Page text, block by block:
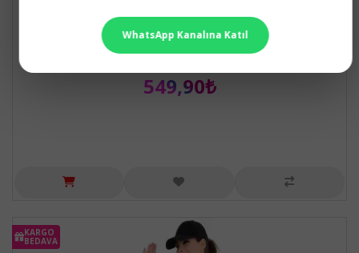
Siyah Renk, Yeşil Desenli Lady 4011 Kadın Kısa
Taytlı Büstiyerli Spor Takım
549,90₺
KARGO
BEDAVA
WhatsApp Kanalına Katıl